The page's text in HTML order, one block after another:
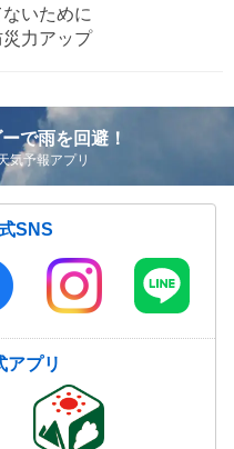
いために
力アップ
で雨を回避！
予報アプリ
SNS
プリ